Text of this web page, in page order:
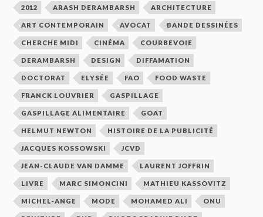
2012 ARASH DERAMBARSH ARCHITECTURE
ART CONTEMPORAIN AVOCAT BANDE DESSINÉES
CHERCHE MIDI CINÉMA COURBEVOIE
DERAMBARSH DESIGN DIFFAMATION
DOCTORAT ELYSÉE FAO FOOD WASTE
FRANCK LOUVRIER GASPILLAGE
GASPILLAGE ALIMENTAIRE GOAT
HELMUT NEWTON HISTOIRE DE LA PUBLICITÉ
JACQUES KOSSOWSKI JCVD
JEAN-CLAUDE VAN DAMME LAURENT JOFFRIN
LIVRE MARC SIMONCINI MATHIEU KASSOVITZ
MICHEL-ANGE MODE MOHAMED ALI ONU